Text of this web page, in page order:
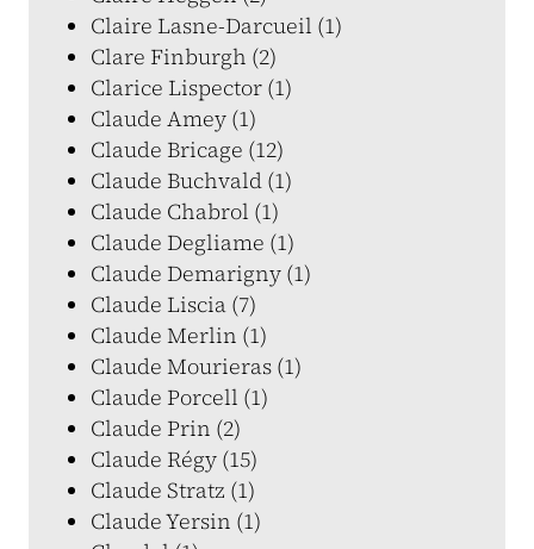
Claire Lasne-Darcueil (1)
Clare Finburgh (2)
Clarice Lispector (1)
Claude Amey (1)
Claude Bricage (12)
Claude Buchvald (1)
Claude Chabrol (1)
Claude Degliame (1)
Claude Demarigny (1)
Claude Liscia (7)
Claude Merlin (1)
Claude Mourieras (1)
Claude Porcell (1)
Claude Prin (2)
Claude Régy (15)
Claude Stratz (1)
Claude Yersin (1)